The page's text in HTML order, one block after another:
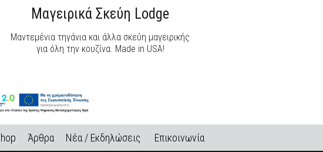
Μαγειρικά Σκεύη Lodge
Μαντεμένια τηγάνια και άλλα σκεύη μαγειρικής
για όλη την κουζίνα. Made in USA!
Άρθρα Νέα / Εκδηλώσεις Επικοινωνία